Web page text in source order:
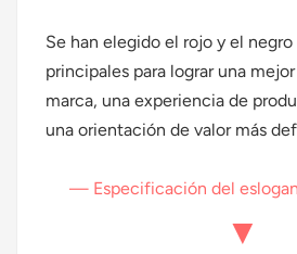
Se han elegido el rojo y el
principales para lograr una
marca, una experiencia de
una orientación de valor más
— Especificación del
▼